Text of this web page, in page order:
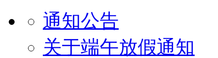
通知公告
关于端午放假通知